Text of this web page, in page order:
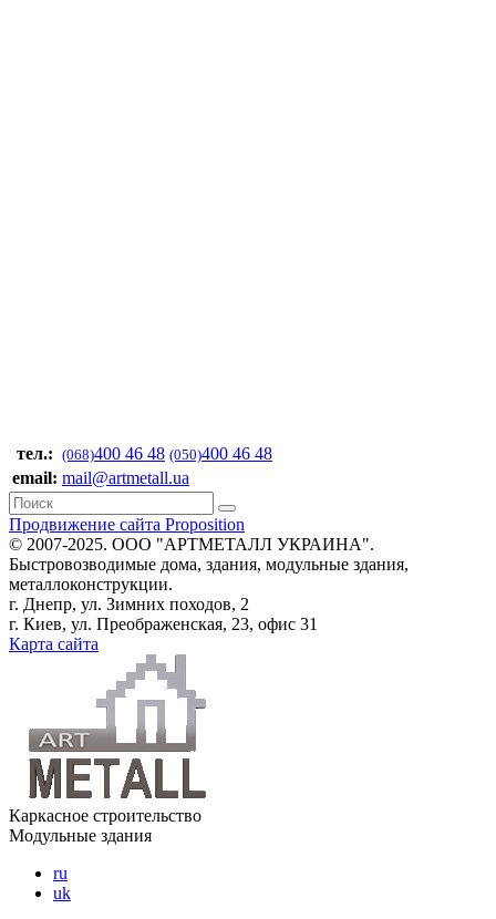
тел.: (068)400 46 48 (050)400 46 48
email: mail@artmetall.ua
Продвижение сайта Proposition
© 2007-2025. ООО "AРТМЕТАЛЛ УКРАИНА".
Быстровозводимые дома, здания, модульные здания,
металлоконструкции.
г. Днепр, ул. Зимних походов, 2
г. Киев, ул. Преображенская, 23, офис 31
Карта сайта
Каркасное строительство
Модульные здания
ru
uk